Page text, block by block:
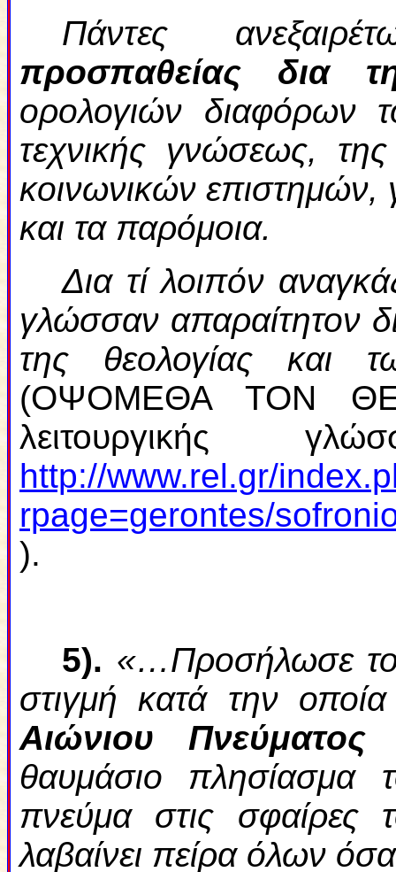
Πάντες
προσπαθείας δια
ορολογιών διαφόρων
τεχνικής γνώσεως,
κοινωνικών επιστημών,
και τα παρόμοια.
Δια τί λοιπόν
γλώσσαν απαραίτητον
της θεολογίας και
(ΟΨΟΜΕΘΑ ΤΟΝ
λειτουργικής
http://www.rel.gr/
rpage=gerontes/
).
5). «…Προσήλωσε το
στιγμή κατά την
Αιώνιου
θαυμάσιο πλησίασμα
πνεύμα στις σφαίρες
λαβαίνει πείρα όλων